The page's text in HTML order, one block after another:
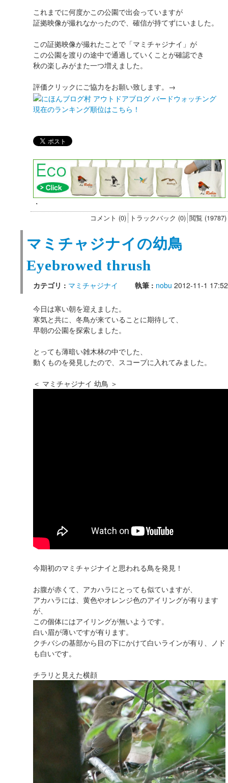
これまでに何度かこの公園で出会っていますが
証拠映像が撮れなかったので、確信が持てずにいました。
この証拠映像が撮れたことで「マミチャジナイ」が
この公園を渡りの途中で通過していくことが確認でき
秋の楽しみがまた一つ増えました。
評価クリックにご協力をお願い致します。→
現在のランキング順位はこちら！
・
コメント (0) トラックバック (0) 閲覧 (19787)
マミチャジナイの幼鳥
Eyebrowed thrush
カテゴリ : マミチャジナイ 執筆 : nobu 2012-11-1 17:52
今日は寒い朝を迎えました。
寒気と共に、冬鳥が来ていることに期待して、
早朝の公園を探索しました。
とっても薄暗い雑木林の中でした、
動くものを発見したので、スコープに入れてみました。
＜ マミチャジナイ 幼鳥 ＞
今期初のマミチャジナイと思われる鳥を発見！
お腹が赤くて、アカハラにとっても似ていますが、
アカハラには、黄色やオレンジ色のアイリングが有ります
が、
この個体にはアイリングが無いようです。
白い眉が薄いですが有ります。
クチバシの基部から目の下にかけて白いラインが有り、ノド
も白いです。
チラリと見えた横顔